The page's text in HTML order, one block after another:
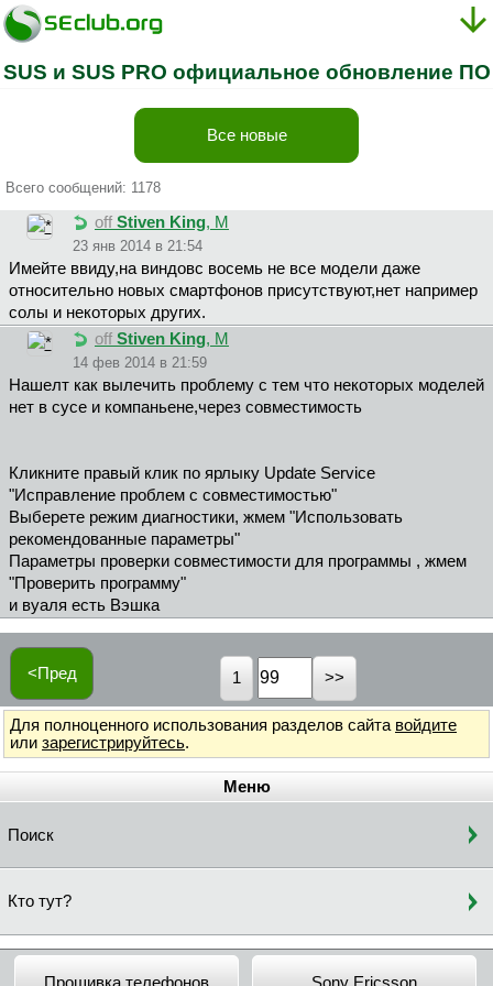
SUS и SUS PRO официальное обновление ПО
Все новые
Всего сообщений: 1178
off Stiven King, М
23 янв 2014 в 21:54
Имейте ввиду,на виндовс восемь не все модели даже
относительно новых смартфонов присутствуют,нет например
солы и некоторых других.
off Stiven King, М
14 фев 2014 в 21:59
Нашелт как вылечить проблему с тем что некоторых моделей
нет в сусе и компаньене,через совместимость
Кликните правый клик по ярлыку Update Service
"Исправление проблем с совместимостью"
Выберете режим диагностики, жмем "Использовать
рекомендованные параметры"
Параметры проверки совместимости для программы , жмем
"Проверить программу"
и вуаля есть Вэшка
<Пред 1
Для полноценного использования разделов сайта войдите
или зарегистрируйтесь.
Меню
Поиск
Кто тут?